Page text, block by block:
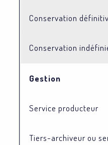
Conservation
Conservation
Gestion
Service producteur
Tiers-archiveur ou